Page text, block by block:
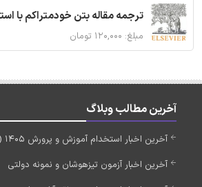
ترجمه مقاله بتن خودمتراکم با
مبلغ: ۱۲۰,۰۰۰ تومان
آخرین مطالب وبلاگ
آخرین اخبار استخدام آموزش و پرورش 1405 (به زودی)
آخرین اخبار آزمون تیزهوشان و نمونه دولتی